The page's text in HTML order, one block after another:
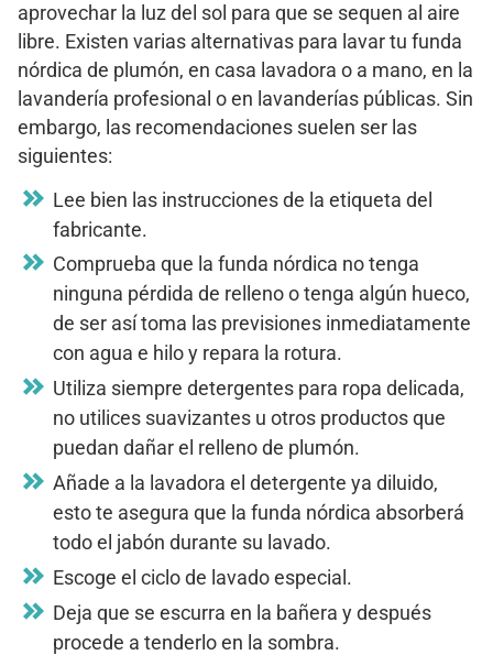
aprovechar la luz del sol para que se sequen al aire
libre. Existen varias alternativas para lavar tu funda
nórdica de plumón, en casa lavadora o a mano, en la
lavandería profesional o en lavanderías públicas. Sin
embargo, las recomendaciones suelen ser las
siguientes:
Lee bien las instrucciones de la etiqueta del
fabricante.
Comprueba que la funda nórdica no tenga
ninguna pérdida de relleno o tenga algún hueco,
de ser así toma las previsiones inmediatamente
con agua e hilo y repara la rotura.
Utiliza siempre detergentes para ropa delicada,
no utilices suavizantes u otros productos que
puedan dañar el relleno de plumón.
Añade a la lavadora el detergente ya diluido,
esto te asegura que la funda nórdica absorberá
todo el jabón durante su lavado.
Escoge el ciclo de lavado especial.
Deja que se escurra en la bañera y después
procede a tenderlo en la sombra.